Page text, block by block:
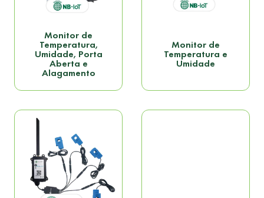
Monitor de
Temperatura,
Umidade, Porta
Aberta e
Alagamento
Monitor de
Temperatura e
Umidade